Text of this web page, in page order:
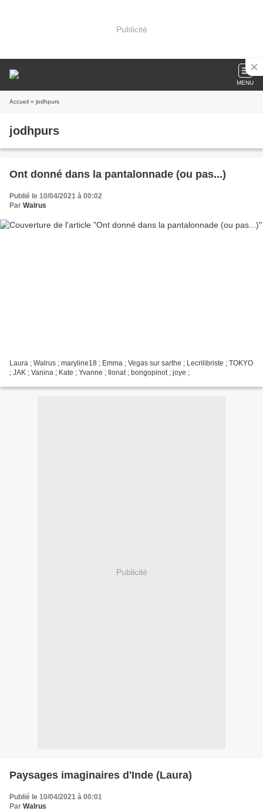
Publicité
MENU
Accueil » jodhpurs
jodhpurs
Ont donné dans la pantalonnade (ou pas...)
Publié le 10/04/2021 à 00:02
Par Walrus
Laura ; Walrus ; maryline18 ; Emma ; Vegas sur sarthe ; Lecrilibriste ; TOKYO
; JAK ; Vanina ; Kate ; Yvanne ; Ilonat ; bongopinot ; joye ;
Publicité
Paysages imaginaires d'Inde (Laura)
Publié le 10/04/2021 à 00:01
Par Walrus